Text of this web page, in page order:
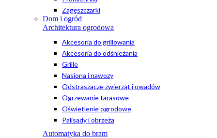
Zagęszczarki
Dom i ogród
Architektura ogrodowa
Akcesoria do grillowania
Akcesoria do odśnieżania
Grille
Nasiona i nawozy
Odstraszacze zwierząt i owadów
Ogrzewanie tarasowe
Oświetlenie ogrodowe
Palisady i obrzeża
Automatyka do bram